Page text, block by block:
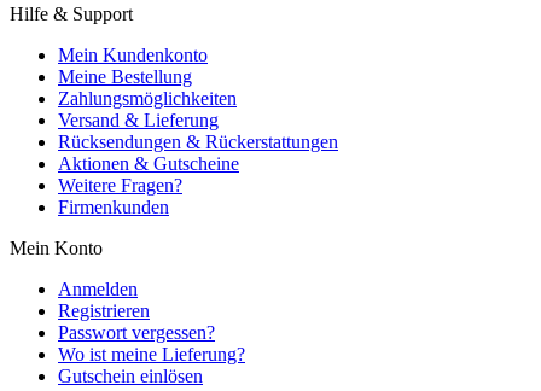
Hilfe & Support
Mein Kundenkonto
Meine Bestellung
Zahlungsmöglichkeiten
Versand & Lieferung
Rücksendungen & Rückerstattungen
Aktionen & Gutscheine
Weitere Fragen?
Firmenkunden
Mein Konto
Anmelden
Registrieren
Passwort vergessen?
Wo ist meine Lieferung?
Gutschein einlösen